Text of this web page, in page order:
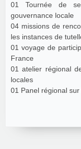
01 Tournée de
gouvernance locale
04 missions de
les instances de
01 voyage de
France
01 atelier régional
locales
01 Panel régional